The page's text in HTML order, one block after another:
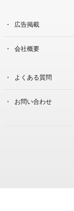
広告掲載
会社概要
よくある質問
お問い合わせ